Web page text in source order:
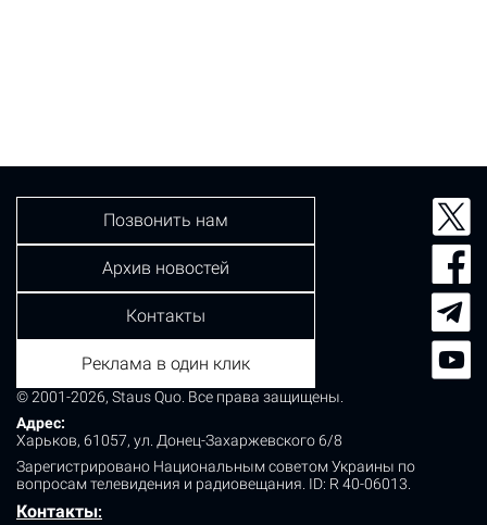
© 2001-2026, Staus Quo. Все права защищены.
Адрес:
Харьков, 61057, ул. Донец-Захаржевского 6/8
Зарегистрировано Национальным советом Украины по
вопросам телевидения и радиовещания. ID: R 40-06013.
Контакты:
Позвонить нам
Архив новостей
Контакты
Реклама в один клик